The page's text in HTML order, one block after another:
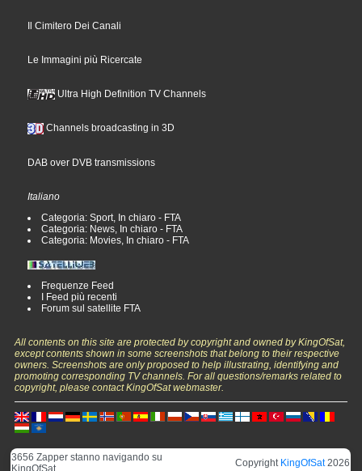
Il Cimitero Dei Canali
Le Immagini più Ricercate
Ultra High Definition TV Channels
Channels broadcasting in 3D
DAB over DVB transmissions
Italiano
Categoria: Sport, In chiaro - FTA
Categoria: News, In chiaro - FTA
Categoria: Movies, In chiaro - FTA
Frequenze Feed
I Feed più recenti
Forum sul satellite FTA
All contents on this site are protected by copyright and owned by KingOfSat,
except contents shown in some screenshots that belong to their respective
owners. Screenshots are only proposed to help illustrating, identifying and
promoting corresponding TV channels. For all questions/remarks related to
copyright, please contact KingOfSat webmaster.
3656 Zapper stanno navigando su
KingOfSat
Copyright KingOfSat2026